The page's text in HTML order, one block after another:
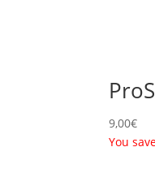
9,00€
You